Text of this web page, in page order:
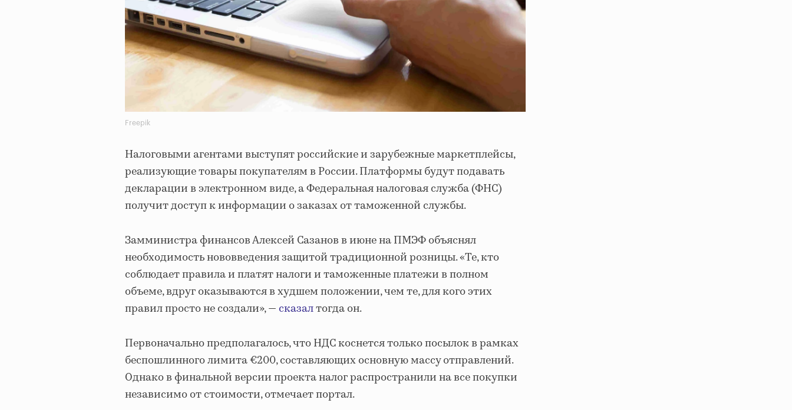
Freepik
Налоговыми агентами выступят российские и зарубежные маркетплейсы,
реализующие товары покупателям в России. Платформы будут подавать
декларации в электронном виде, а Федеральная налоговая служба (ФНС)
получит доступ к информации о заказах от таможенной службы.
Замминистра финансов Алексей Сазанов в июне на ПМЭФ объяснял
необходимость нововведения защитой традиционной розницы. «Те, кто
соблюдает правила и платят налоги и таможенные платежи в полном
объеме, вдруг оказываются в худшем положении, чем те, для кого этих
правил просто не создали», —сказалтогда он.
Первоначально предполагалось, что НДС коснется только посылок в рамках
беспошлинного лимита €200, составляющих основную массу отправлений.
Однако в финальной версии проекта налог распространили на все покупки
независимо от стоимости, отмечает портал.